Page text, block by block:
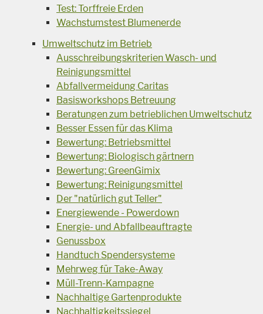
Test: Torffreie Erden
Wachstumstest Blumenerde
Umweltschutz im Betrieb
Ausschreibungskriterien Wasch- und
Reinigungsmittel
Abfallvermeidung Caritas
Basisworkshops Betreuung
Beratungen zum betrieblichen Umweltschutz
Besser Essen für das Klima
Bewertung: Betriebsmittel
Bewertung: Biologisch gärtnern
Bewertung: GreenGimix
Bewertung: Reinigungsmittel
Der "natürlich gut Teller"
Energiewende - Powerdown
Energie- und Abfallbeauftragte
Genussbox
Handtuch Spendersysteme
Mehrweg für Take-Away
Müll-Trenn-Kampagne
Nachhaltige Gartenprodukte
Nachhaltigkeitssiegel